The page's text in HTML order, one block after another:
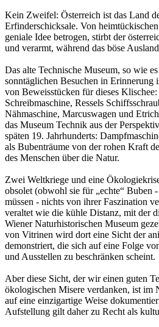
Kein Zweifel: Österreich ist das Land
Erfinderschicksale. Von
geniale Idee betrogen, stirbt der
und verarmt, während das böse
Das alte Technische Museum, so wie
sonntäglichen Besuchen in Erinnerung
von Beweisstücken für dieses
Schreibmaschine, Ressels
Nähmaschine, Marcuswagen und
das Museum Technik aus der
späten 19. Jahrhunderts:
als Bubenträume von der rohen Kraft
des Menschen über die Natur.
Zwei Weltkriege und eine
obsolet (obwohl sie für „echte“ Buben
müssen - nichts von ihrer Faszination
veraltet wie die kühle Distanz, mit der
Wiener Naturhistorischen Museum
von Vitrinen wird dort eine Sicht der
demonstriert, die sich auf eine Folge
und Ausstellen zu beschränken scheint.
Aber diese Sicht, der wir einen guten
ökologischen Misere verdanken, ist im
auf eine einzigartige Weise
Aufstellung gilt daher zu Recht als